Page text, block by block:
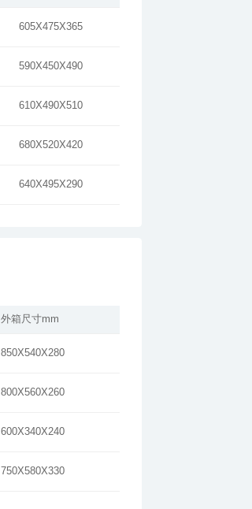
605X475X365
590X450X490
610X490X510
680X520X420
640X495X290
外箱尺寸mm
850X540X280
800X560X260
600X340X240
750X580X330